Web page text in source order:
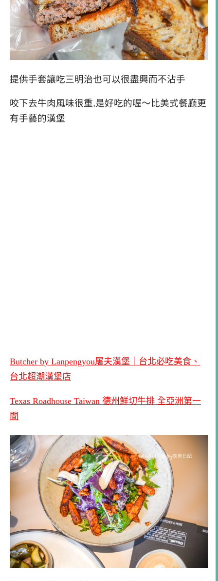
提供手套讓吃三明治也可以很盡興而不沾手
咬下去牛肉風味很重,是好吃的喔～比美式餐廳更
有手藝的漢堡
Butcher by Lanpengyou屠夫漢堡｜台北必吃美食、
台北超潮漢堡店
Texas Roadhouse Taiwan 德州鮮切牛排 全亞洲第一
間